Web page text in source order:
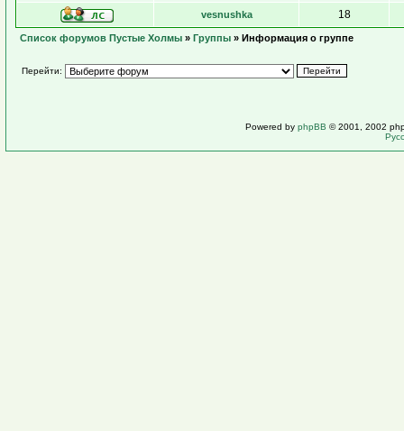
vesnushka 18
Список форумов Пустые Холмы » Группы » Информация о группе
Перейти:
Powered by phpBB © 2001, 2002